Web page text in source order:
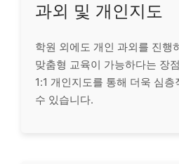
과외 및 개인지도
학원 외에도 개인 과외를 진행
맞춤형 교육이 가능하다는 장
1:1 개인지도를 통해 더욱 심
수 있습니다.